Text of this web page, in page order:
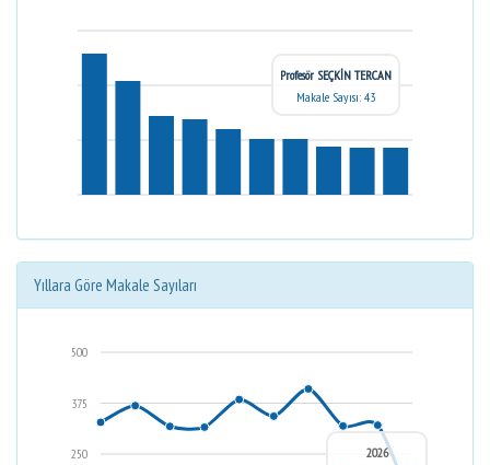
Profesör SEÇKİN TERCAN
Makale Sayısı: 43
Yıllara Göre Makale Sayıları
250
375
500
2026